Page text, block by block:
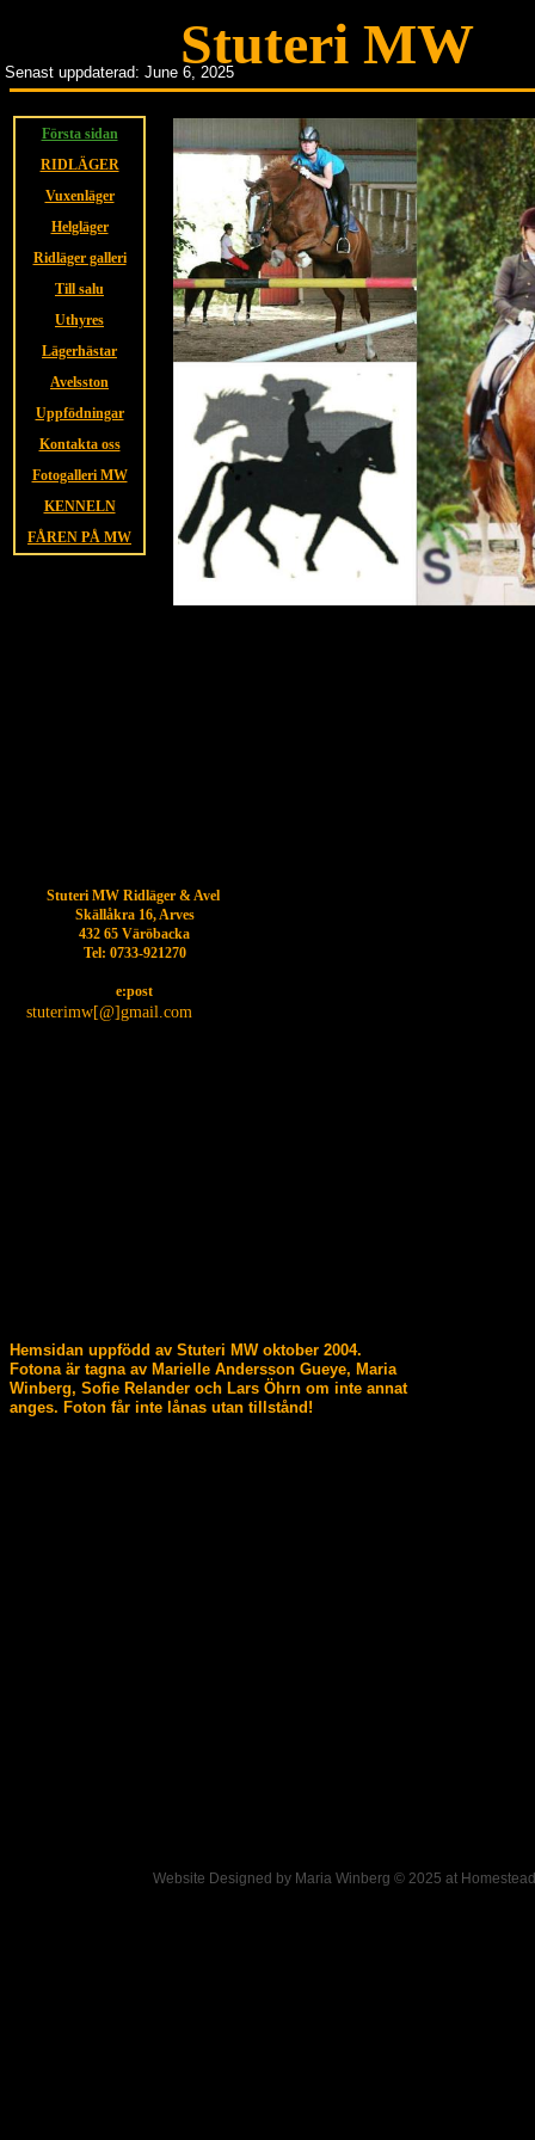
Stuteri MW
Första sidan
RIDLÄGER
Vuxenläger
Helgläger
Ridläger galleri
Till salu
Uthyres
Lägerhästar
Avelsston
Uppfödningar
Kontakta oss
Fotogalleri MW
KENNELN
FÅREN PÅ MW
Stuteri MW Ridläger & Avel
Skällåkra 16, Arves
432 65 Väröbacka
Tel: 0733-921270
e:post
stuterimw[@]gmail.com
Hemsidan uppfödd av Stuteri MW oktober 2004.
Fotona är tagna av Marielle Andersson Gueye, Maria
Winberg, Sofie Relander och Lars Öhrn om inte annat
anges. Foton får inte lånas utan tillstånd!
Senast uppdaterad: June 6, 2025
Website Designed by Maria Winberg © 2025 at